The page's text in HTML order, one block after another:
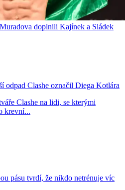
doplnili Kajínek a Sládek
odpad Clashe označil Diega Kotlára
Clashe na lidi, se kterými
krevní...
pásu tvrdí, že nikdo netrénuje víc